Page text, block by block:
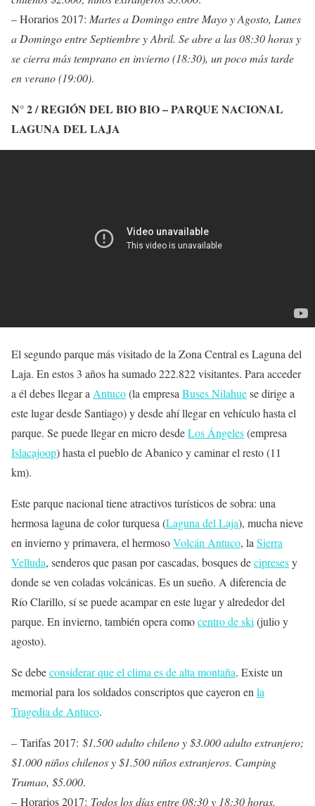
–Horarios 2017: Martes a Domingo entre Mayo y Agosto, Lunes
a Domingo entre Septiembre y Abril. Se abre a las 08:30 horas y
se cierra más temprano en invierno (18:30), un poco más tarde
en verano (19:00).
N° 2 / REGIÓN DEL BIO BIO – PARQUE NACIONAL
LAGUNA DEL LAJA
El segundo parque más visitado de la Zona Central es Laguna del
Laja. En estos 3 años ha sumado 222.822 visitantes. Para acceder
a él debes llegar aAntuco(la empresaBuses Nilahuese dirige a
este lugar desde Santiago) y desde ahí llegar en vehículo hasta el
parque. Se puede llegar en micro desdeLos Ángeles(empresa
Islacajoop) hasta el pueblo de Abanico y caminar el resto (11
km).
Este parque nacional tiene atractivos turísticos de sobra: una
hermosa laguna de color turquesa (Laguna del Laja), mucha nieve
en invierno y primavera, el hermosoVolcán Antuco, laSierra
Velluda, senderos que pasan por cascadas, bosques decipresesy
donde se ven coladas volcánicas. Es un sueño. A diferencia de
Río Clarillo, sí se puede acampar en este lugar y alrededor del
parque. En invierno, también opera comocentro de ski(julio y
agosto).
Se debeconsiderar que el clima es de alta montaña. Existe un
memorial para los soldados conscriptos que cayeron enla
Tragedia de Antuco.
– Tarifas 2017: $1.500 adulto chileno y $3.000 adulto extranjero;
$1.000 niños chilenos y $1.500 niños extranjeros. Camping
Trumao, $5.000.
– Horarios 2017: Todos los días entre 08:30 y 18:30 horas.